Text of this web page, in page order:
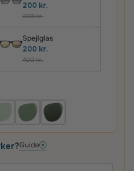
200 kr.
400 kr.
Spejlglas
200 kr.
400 kr.
Guide